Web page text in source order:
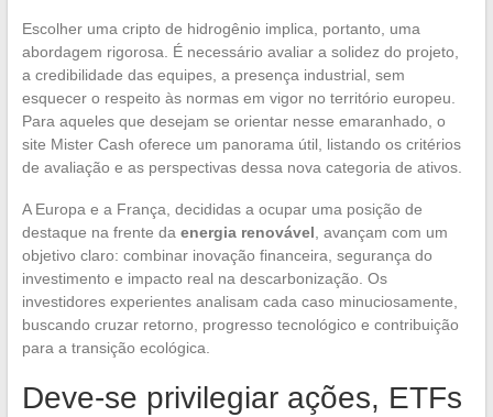
Escolher uma cripto de hidrogênio implica, portanto, uma
abordagem rigorosa. É necessário avaliar a solidez do projeto,
a credibilidade das equipes, a presença industrial, sem
esquecer o respeito às normas em vigor no território europeu.
Para aqueles que desejam se orientar nesse emaranhado, o
site Mister Cash oferece um panorama útil, listando os critérios
de avaliação e as perspectivas dessa nova categoria de ativos.
A Europa e a França, decididas a ocupar uma posição de
destaque na frente da energia renovável , avançam com um
objetivo claro: combinar inovação financeira, segurança do
investimento e impacto real na descarbonização. Os
investidores experientes analisam cada caso minuciosamente,
buscando cruzar retorno, progresso tecnológico e contribuição
para a transição ecológica.
Deve-se privilegiar ações, ETFs